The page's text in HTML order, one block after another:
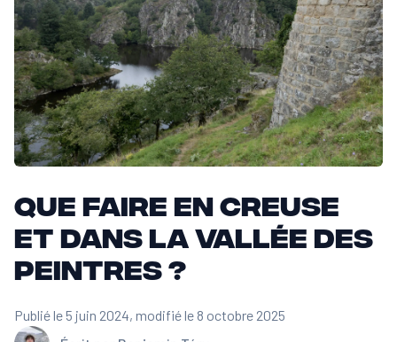
Que faire en Creuse
et dans la Vallée des
Peintres ?
Publié le 5 juin 2024, modifié le 8 octobre 2025